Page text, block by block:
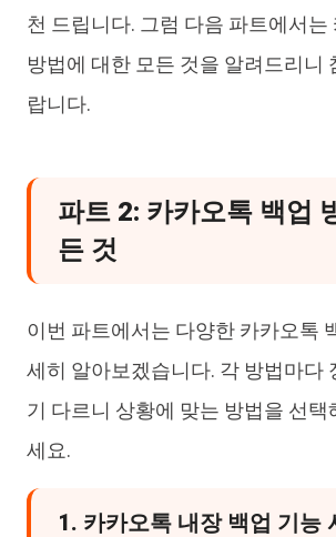
천 드립니다. 그럼 다음 파트에서는
방법에 대한 모든 것을 알려드리니
랍니다.
파트 2: 카카오톡 백업
든 것
이번 파트에서는 다양한 카카오톡
세히 알아보겠습니다. 각 방법마다
기 다르니 상황에 맞는 방법을 선택
세요.
1. 카카오톡 내장 백업 기능